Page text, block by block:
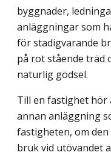
byggnader,
anläggningar som
för stadigvarande
på rot stående träd
naturlig gödsel.
Till en fastighet hör
annan anläggning
fastigheten, om
bruk vid utövandet